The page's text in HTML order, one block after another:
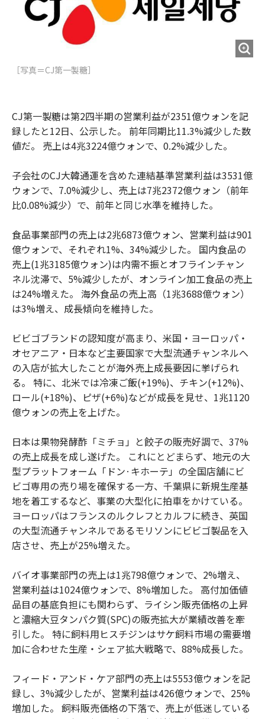
［写真＝CJ第一製糖］
CJ第一製糖は第2四半期の営業利益が2351億ウォンを記
録したと12日、公示した。 前年同期比11.3%減少した数
値だ。 売上は4兆3224億ウォンで、0.2%減少した。
子会社のCJ大韓通運を含めた連結基準営業利益は3531億
ウォンで、7.0%減少し、売上は7兆2372億ウォン（前年
比0.08%減少）で、前年と同じ水準を維持した。
食品事業部門の売上は2兆6873億ウォン、営業利益は901
億ウォンで、それぞれ1%、34%減少した。 国内食品の
売上(1兆3185億ウォン)は内需不振とオフラインチャン
ネル沈滞で、5%減少したが、オンライン加工食品の売上
は24%増えた。 海外食品の売上高（1兆3688億ウォン）
は3%増え、成長傾向を維持した。
ビビゴブランドの認知度が高まり、米国・ヨーロッパ・
オセアニア・日本など主要国家で大型流通チャンネルへ
の入店が拡大したことが海外売上成長要因に挙げられ
る。 特に、北米では冷凍ご飯(+19%)、チキン(+12%)、
ロール(+18%)、ピザ(+6%)などが成長を見せ、1兆1120
億ウォンの売上を上げた。
日本は果物発酵酢「ミチョ」と餃子の販売好調で、37%
の売上成長を成し遂げた。 これにとどまらず、地元の大
型プラットフォーム「ドン·キホーテ」の全国店舗にビ
ビゴ専用の売り場を確保する一方、千葉県に新規生産基
地を着工するなど、事業の大型化に拍車をかけている。
ヨーロッパはフランスのルクレフとカルフに続き、英国
の大型流通チャンネルであるモリソンにビビゴ製品を入
店させ、売上が25%増えた。
バイオ事業部門の売上は1兆798億ウォンで、2%増え、
営業利益は1024億ウォンで、8%増加した。 高付加価値
品目の基底負担にも関わらず、ライシン販売価格の上昇
と濃縮大豆タンパク質(SPC)の販売拡大が業績改善を牽
引した。 特に飼料用ヒスチジンはサケ飼料市場の需要増
加に合わせた生産・シェア拡大戦略で、88%成長した。
フィード・アンド・ケア部門の売上は5553億ウォンを記
録し、3%減少したが、営業利益は426億ウォンで、25%
増加した。 飼料販売価格の下落で、売上が低迷している